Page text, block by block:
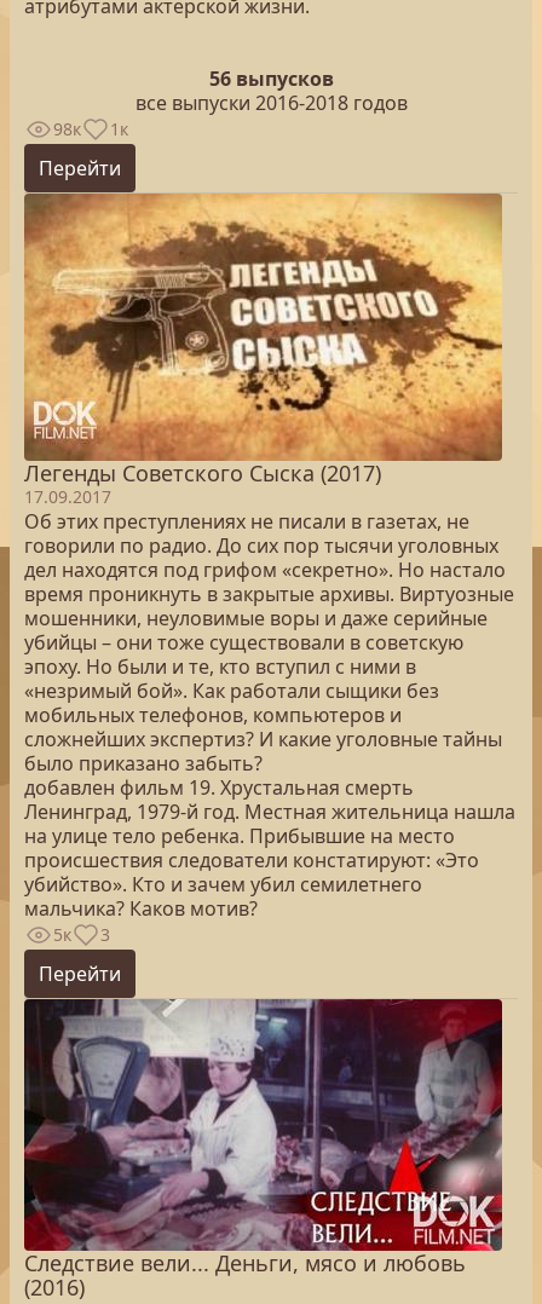
атрибутами актерской жизни.
56 выпусков
все выпуски 2016-2018 годов
98к 1к
Перейти
Легенды Советского Сыска (2017)
17.09.2017
Об этих преступлениях не писали в газетах, не
говорили по радио. До сих пор тысячи уголовных
дел находятся под грифом «секретно». Но настало
время проникнуть в закрытые архивы. Виртуозные
мошенники, неуловимые воры и даже серийные
убийцы – они тоже существовали в советскую
эпоху. Но были и те, кто вступил с ними в
«незримый бой». Как работали сыщики без
мобильных телефонов, компьютеров и
сложнейших экспертиз? И какие уголовные тайны
было приказано забыть?
добавлен фильм 19. Хрустальная смерть
Ленинград, 1979-й год. Местная жительница нашла
на улице тело ребенка. Прибывшие на место
происшествия следователи констатируют: «Это
убийство». Кто и зачем убил семилетнего
мальчика? Каков мотив?
5к 3
Перейти
Следствие вели... Деньги, мясо и любовь
(2016)